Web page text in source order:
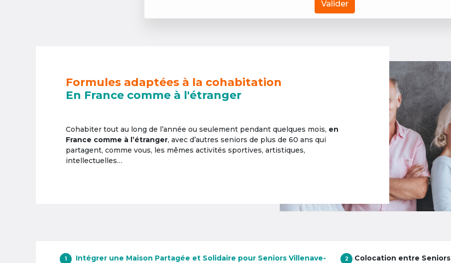
Valider
Formules adaptées à la cohabitation
En France comme à l'étranger
Cohabiter tout au long de l’année ou seulement pendant quelques mois, en
France comme à l’étranger, avec d’autres seniors de plus de 60 ans qui
partagent, comme vous, les mêmes activités sportives, artistiques,
intellectuelles…
1
Intégrer une Maison Partagée et Solidaire pour Seniors Villenave-
2 Colocation entre Seniors